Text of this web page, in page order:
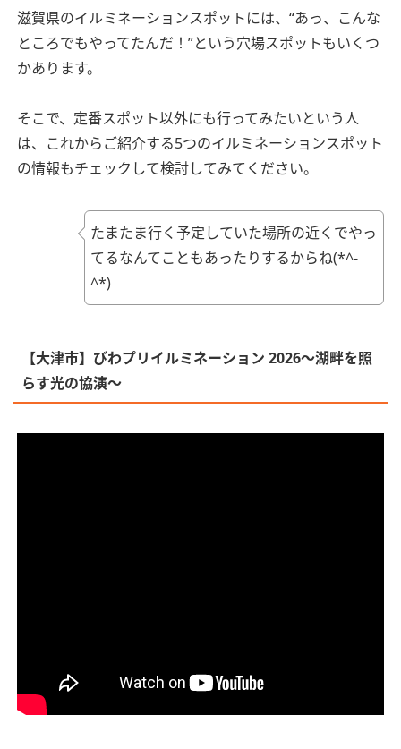
滋賀県のイルミネーションスポットには、“あっ、こんな
ところでもやってたんだ！”という穴場スポットもいくつ
かあります。
そこで、定番スポット以外にも行ってみたいという人
は、これからご紹介する5つのイルミネーションスポット
の情報もチェックして検討してみてください。
たまたま行く予定していた場所の近くでやっ
てるなんてこともあったりするからね(*^-
^*)
【大津市】びわプリイルミネーション 2026～湖畔を照
らす光の協演～